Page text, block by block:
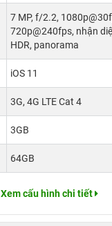
7 MP, f/2.2,
720p@240fps, nhận
HDR, panorama
iOS 11
3G, 4G LTE Cat 4
3GB
64GB
Xem cấu hình chi tiết